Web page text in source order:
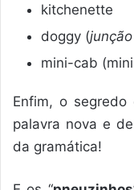
kitchenette
doggy (
mini-cab
Enfim, o
palavra nova e
da gramática!